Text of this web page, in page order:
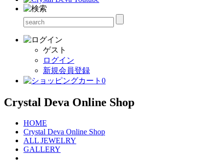
ゲスト
ログイン
新規会員登録
0
Crystal Deva Online Shop
HOME
Crystal Deva Online Shop
ALL JEWELRY
GALLERY